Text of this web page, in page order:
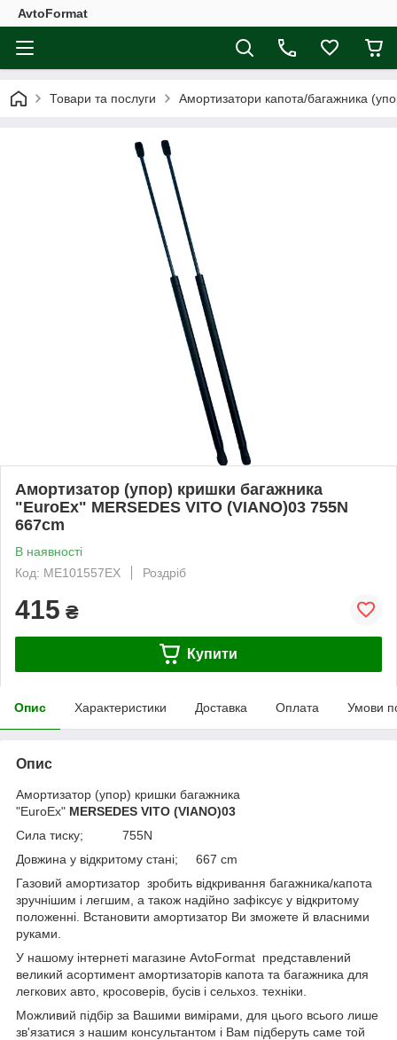
AvtoFormat
Товари та послуги Амортизатори капота/багажника
Амортизатор (упор) кришки багажника
"EuroEx" MERSEDES VITO (VIANO)03 755N
667сm
В наявності
Код: ME101557EX
Роздріб
415 ₴
Купити
Опис Характеристики Доставка Оплата Умови
Опис
Амортизатор (упор) кришки багажника
"EuroEx" MERSEDES VITO (VIANO)03
Сила тиску; 755N
Довжина у відкритому стані; 667 сm
Газовий амортизатор зробить відкривання багажника/капота
зручнішим і легшим, а також надійно зафіксує у відкритому
положенні. Встановити амортизатор Ви зможете й власними
руками.
У нашому інтернеті магазине AvtoFormat представлений
великий асортимент амортизаторів капота та багажника для
легкових авто, кросоверів, бусів і сельхоз. техніки.
Можливий підбір за Вашими вимірами, для цього всього лише
зв'язатися з нашим консультантом і Вам підберуть саме той